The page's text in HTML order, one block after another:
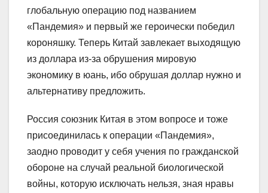
глобальную операцию под названием
«Пандемия» и первый же героически победил
короняшку. Теперь Китай завлекает выходящую
из доллара из-за обрушения мировую
экономику в юань, ибо обрушая доллар нужно и
альтернативу предложить.
Россия союзник Китая в этом вопросе и тоже
присоединилась к операции «Пандемия»,
заодно проводит у себя учения по гражданской
обороне на случай реальной биологической
войны, которую исключать нельзя, зная нравы